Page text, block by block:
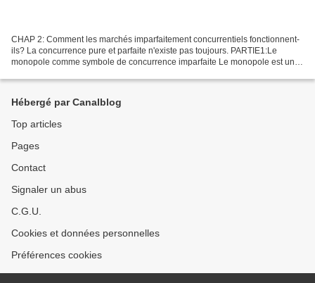
CHAP 2: Comment les marchés imparfaitement concurrentiels fonctionnent-
ils? La concurrence pure et parfaite n'existe pas toujours. PARTIE1:Le
monopole comme symbole de concurrence imparfaite Le monopole est une
Hébergé par Canalblog
Top articles
Pages
Contact
Signaler un abus
C.G.U.
Cookies et données personnelles
Préférences cookies